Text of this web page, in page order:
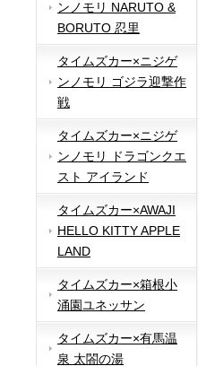
ンノモリ NARUTO &
BORUTO 忍里
タイムズカー×ニジゲ
ンノモリ ゴジラ迎撃作
戦
タイムズカー×ニジゲ
ンノモリ ドラゴンクエ
スト アイランド
タイムズカー×AWAJI
HELLO KITTY APPLE
LAND
タイムズカー×箱根小
涌園ユネッサン
タイムズカー×有馬温
泉 太閤の湯